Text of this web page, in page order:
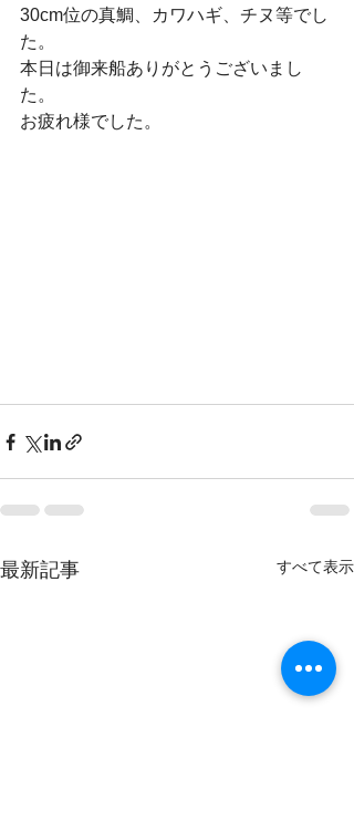
30cm位の真鯛、カワハギ、チヌ等でし
た。
本日は御来船ありがとうございまし
た。
お疲れ様でした。
最新記事 すべて表示